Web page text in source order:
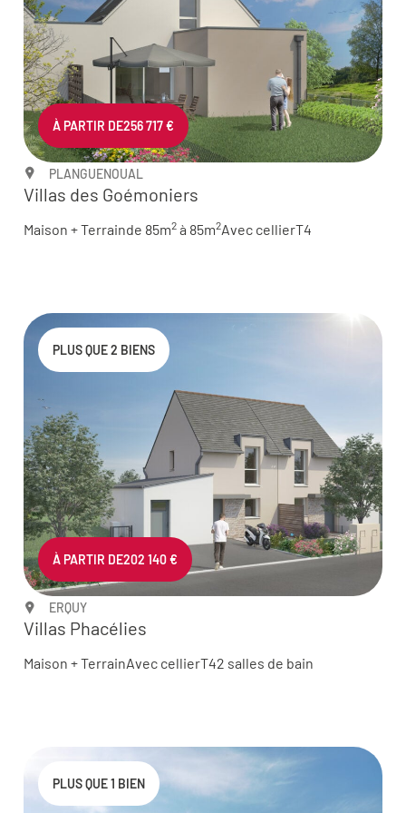
À PARTIR DE256 717 €
PLANGUENOUAL
Villas des Goémoniers
Maison + Terrainde 85m2 à 85m2Avec cellierT4
À PARTIR DE202 140 €
PLUS QUE 2 BIENS
ERQUY
Villas Phacélies
Maison + TerrainAvec cellierT42 salles de bain
PLUS QUE 1 BIEN